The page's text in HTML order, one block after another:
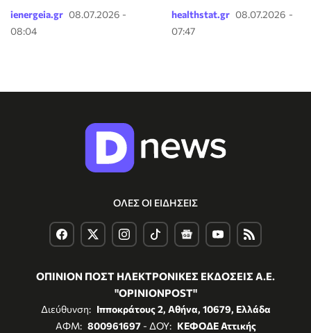
ienergeia.gr 08.07.2026 -
08:04
healthstat.gr 08.07.2026 -
07:47
ΟΛΕΣ ΟΙ ΕΙΔΗΣΕΙΣ
ΟΠΙΝΙΟΝ ΠΟΣΤ ΗΛΕΚΤΡΟΝΙΚΕΣ ΕΚΔΟΣΕΙΣ Α.Ε.
"OPINIONPOST"
Διεύθυνση: Ιπποκράτους 2, Αθήνα, 10679, Ελλάδα
ΑΦΜ: 800961697- ΔΟΥ: ΚΕΦΟΔΕ Αττικής